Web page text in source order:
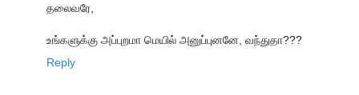
தலைவரே,
உங்களுக்கு அப்புறமா மெயில் அனுப்புனனே, வந்துதா???
Reply